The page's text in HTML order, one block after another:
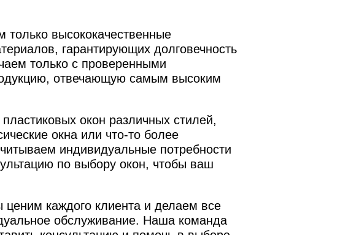
высококачественные
гарантирующих долговечность
только с проверенными
отвечающую самым высоким
окон различных стилей,
окна или что-то более
индивидуальные потребности
по выбору окон, чтобы ваш
каждого клиента и делаем все
обслуживание. Наша команда